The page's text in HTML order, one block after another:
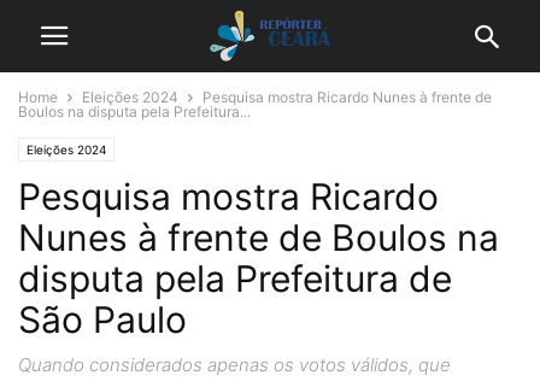
Home Eleições 2024
Pesquisa mostra Ricardo Nunes à frente de
Boulos na disputa pela Prefeitura...
Eleições 2024
Pesquisa mostra Ricardo
Nunes à frente de Boulos na
disputa pela Prefeitura de
São Paulo
Quando considerados apenas os votos válidos, que